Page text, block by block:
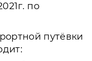
по
путёвки